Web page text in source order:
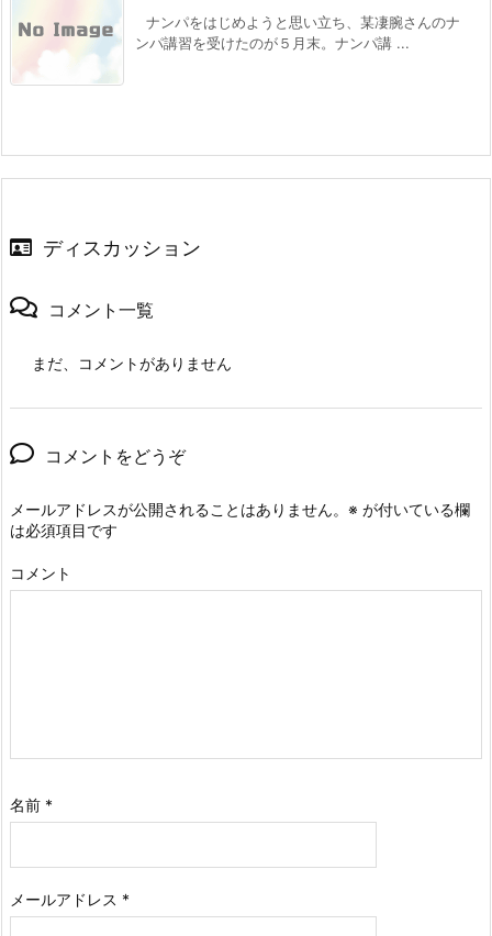
ナンパをはじめようと思い立ち、某凄腕さんのナ
ンパ講習を受けたのが５月末。ナンパ講 ...
ディスカッション
コメント一覧
まだ、コメントがありません
コメントをどうぞ
メールアドレスが公開されることはありません。 ※ が付いている欄
は必須項目です
コメント
名前 *
メールアドレス *